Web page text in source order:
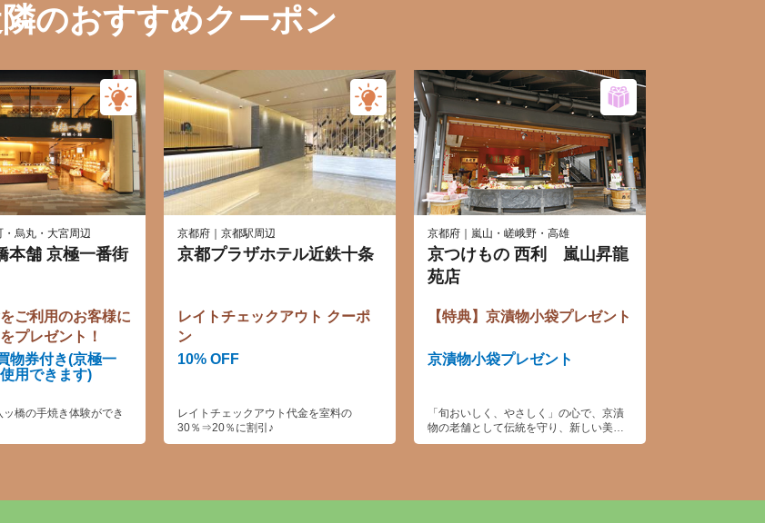
のおすすめクーポン
烏丸・大宮周辺
本舗 京極一番街
ご利用のお客様に
プレゼント！
物券付き(京極一
用できます)
橋の手焼き体験ができ
京都府｜京都駅周辺
京都プラザホテル近鉄十条
レイトチェックアウト クーポ
ン
10% OFF
レイトチェックアウト代金を室料の
30％⇒20％に割引♪
京都府｜嵐山・嵯峨野・高雄
京つけもの 西利 嵐山昇龍
苑店
【特典】京漬物小袋プレゼント
京漬物小袋プレゼント
「旬おいしく、やさしく」の心で、京漬
物の老舗として伝統を守り、新しい美味
しさ、健やかさも提供してゆきます。